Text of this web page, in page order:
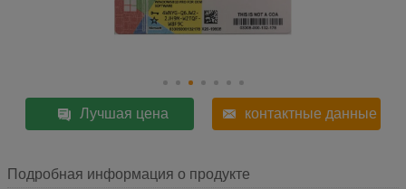
Лучшая цена контактные данные
Подробная информация о продукте